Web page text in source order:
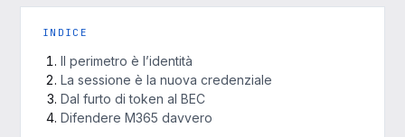
INDICE
Il perimetro è l’identità
La sessione è la nuova credenziale
Dal furto di token al BEC
Difendere M365 davvero